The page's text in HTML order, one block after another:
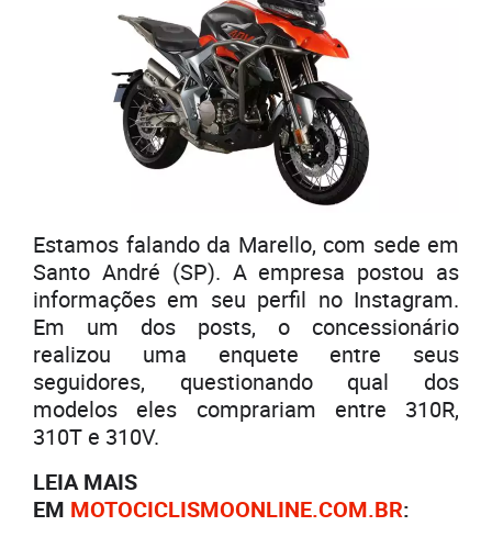
Estamos falando da Marello, com sede em
Santo André (SP). A empresa postou as
informações em seu perfil no Instagram.
Em um dos posts, o concessionário
realizou uma enquete entre seus
seguidores, questionando qual dos
modelos eles comprariam entre 310R,
310T e 310V.
LEIA MAIS
EM MOTOCICLISMOONLINE.COM.BR: